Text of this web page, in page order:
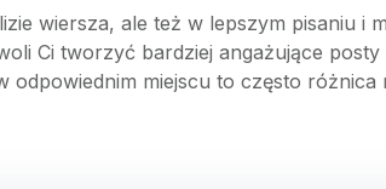
wiersza, ale też w lepszym pisaniu i
Ci tworzyć bardziej angażujące
miejscu to często